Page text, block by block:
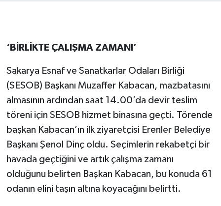
‘BİRLİKTE ÇALIŞMA ZAMANI’
Sakarya Esnaf ve Sanatkarlar Odaları Birliği
(SESOB) Başkanı Muzaffer Kabacan, mazbatasını
almasının ardından saat 14.00’da devir teslim
töreni için SESOB hizmet binasına geçti. Törende
başkan Kabacan’ın ilk ziyaretçisi Erenler Belediye
Başkanı Şenol Dinç oldu. Seçimlerin rekabetçi bir
havada geçtiğini ve artık çalışma zamanı
olduğunu belirten Başkan Kabacan, bu konuda 61
odanın elini taşın altına koyacağını belirtti.